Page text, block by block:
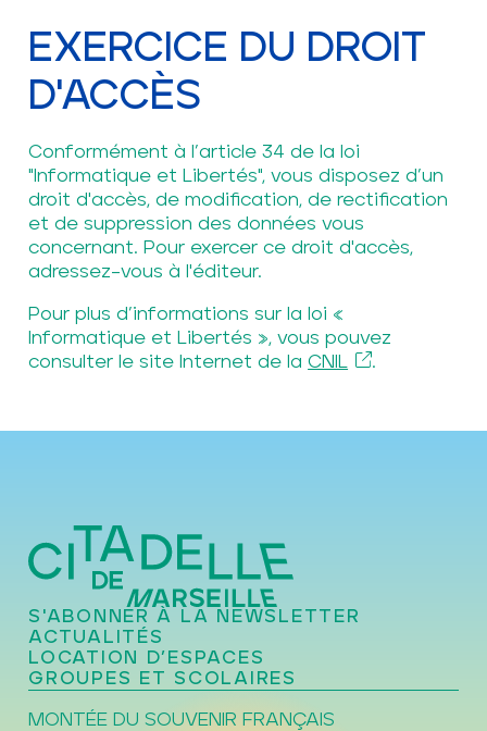
EXERCICE DU DROIT
D'ACCÈS
Conformément à l’article 34 de la loi
"Informatique et Libertés", vous disposez d’un
droit d'accès, de modification, de rectification
et de suppression des données vous
concernant. Pour exercer ce droit d'accès,
adressez–vous à l'éditeur.
Pour plus d’informations sur la loi «
Informatique et Libertés », vous pouvez
consulter le site Internet de laCNIL .
S'ABONNER À LA NEWSLETTER
ACTUALITÉS
LOCATION D’ESPACES
GROUPES ET SCOLAIRES
MONTÉE DU SOUVENIR FRANÇAIS